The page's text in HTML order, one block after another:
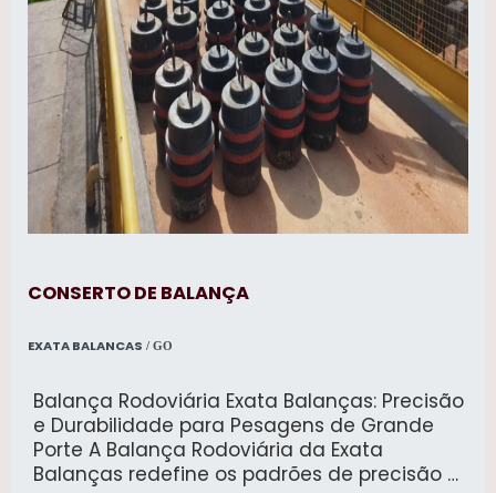
CONSERTO DE BALANÇA
EXATA BALANCAS / GO
Balança Rodoviária Exata Balanças: Precisão
e Durabilidade para Pesagens de Grande
Porte A Balança Rodoviária da Exata
Balanças redefine os padrões de precisão e